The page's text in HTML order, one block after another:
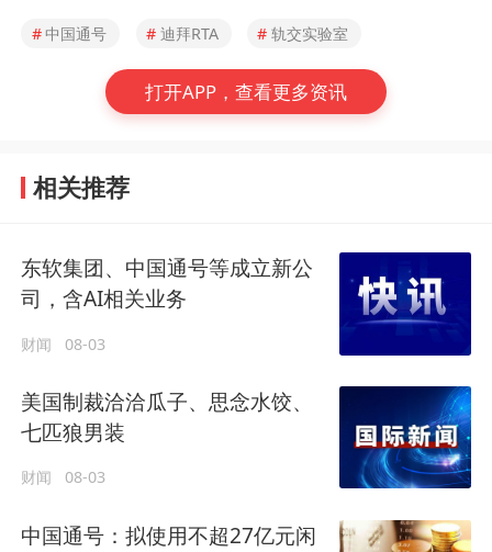
#中国通号 # 迪拜RTA # 轨交实验室
打开APP，查看更多资讯
相关推荐
东软集团、中国通号等成立新公
司，含AI相关业务
财闻 08-03
美国制裁洽洽瓜子、思念水饺、
七匹狼男装
财闻 08-03
中国通号：拟使用不超27亿元闲